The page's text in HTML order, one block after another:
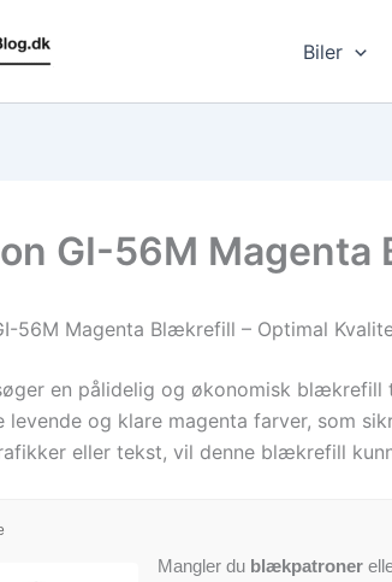
Biler
GI-56M
56M Magenta Blækrefill – Optimal
en pålidelig og økonomisk
levende og klare magenta farver, som
eller tekst, vil denne blækrefill
Mangler du blækpatroner